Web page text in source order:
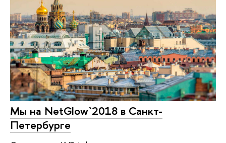
Мы на NetGlow`2018 в Санкт-
Петербурге